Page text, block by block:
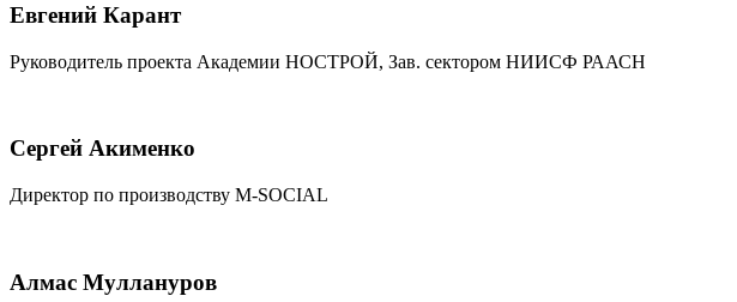
Евгений Карант
Руководитель проекта Академии НОСТРОЙ, Зав. сектором НИИСФ РААСН
Сергей Акименко
Директор по производству M-SOCIAL
Алмас Муллануров